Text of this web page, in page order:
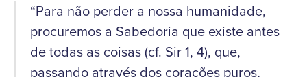
“Para não perder a nossa humanidade,
procuremos a Sabedoria que existe antes
de todas as coisas (cf. Sir 1, 4), que,
passando através dos corações puros,